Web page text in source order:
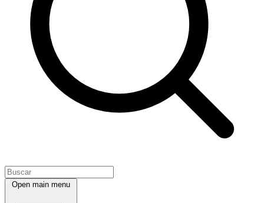
Open main menu